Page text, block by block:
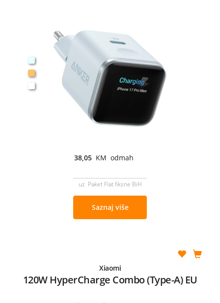
38,05 KM odmah
uz Paket Flat fiksne BiH
Saznaj više
Xiaomi
120W HyperCharge Combo (Type-A) EU